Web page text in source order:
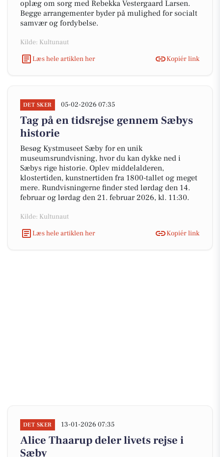
oplæg om sorg med Rebekka Vestergaard Larsen.
Begge arrangementer byder på mulighed for socialt
samvær og fordybelse.
Kilde: Kultunaut
Læs hele artiklen her
Kopiér link
DET SKER 05-02-2026 07:35
Tag på en tidsrejse gennem Sæbys
historie
Besøg Kystmuseet Sæby for en unik
museumsrundvisning, hvor du kan dykke ned i
Sæbys rige historie. Oplev middelalderen,
klostertiden, kunstnertiden fra 1800-tallet og meget
mere. Rundvisningerne finder sted lørdag den 14.
februar og lørdag den 21. februar 2026, kl. 11:30.
Kilde: Kultunaut
Læs hele artiklen her
Kopiér link
DET SKER 13-01-2026 07:35
Alice Thaarup deler livets rejse i
Sæby